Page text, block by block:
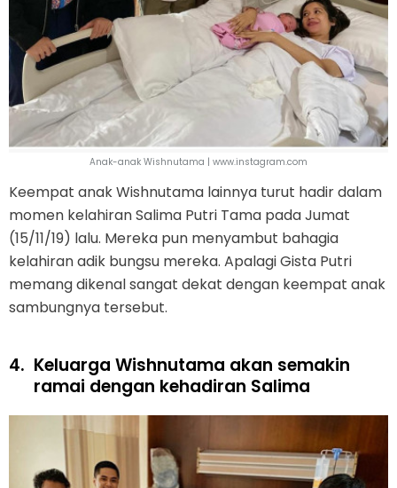
Anak-anak Wishnutama | www.instagram.com
Keempat anak Wishnutama lainnya turut hadir dalam
momen kelahiran Salima Putri Tama pada Jumat
(15/11/19) lalu. Mereka pun menyambut bahagia
kelahiran adik bungsu mereka. Apalagi Gista Putri
memang dikenal sangat dekat dengan keempat anak
sambungnya tersebut.
4. Keluarga Wishnutama akan semakin
ramai dengan kehadiran Salima